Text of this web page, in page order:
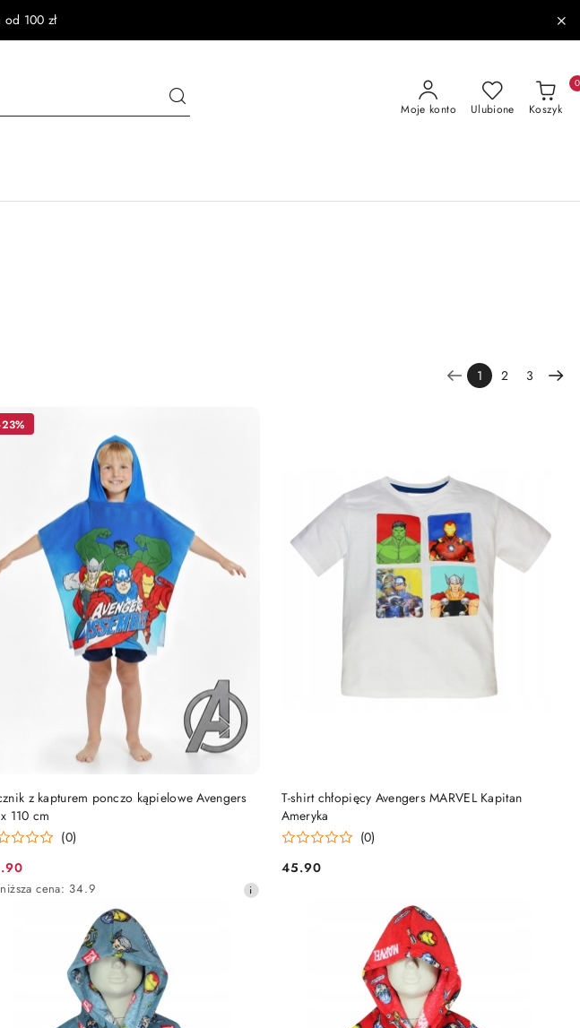
100 zł
Moje konto Ulubione Koszyk
0
1 2 3
z kapturem ponczo kąpielowe Avengers
110 cm
(0)
cena: 34.9
DO KOSZYKA
T-shirt chłopięcy Avengers MARVEL Kapitan
Ameryka
(0)
Cena:
45.90
DO KOSZYKA